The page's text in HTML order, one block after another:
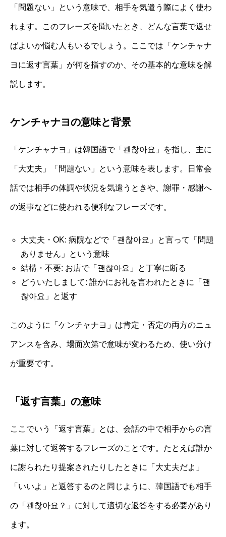
「問題ない」という意味で、相手を気遣う際によく使わ
れます。このフレーズを聞いたとき、どんな言葉で返せ
ばよいか悩む人もいるでしょう。ここでは「ケンチャナ
ヨに返す言葉」が何を指すのか、その基本的な意味を解
説します。
ケンチャナヨの意味と背景
「ケンチャナヨ」は韓国語で「괜찮아요」を指し、主に
「大丈夫」「問題ない」という意味を表します。日常会
話では相手の体調や状況を気遣うときや、謝罪・感謝へ
の返事などに使われる便利なフレーズです。
大丈夫・OK: 病院などで「괜찮아요」と言って「問題
ありません」という意味
結構・不要: お店で「괜찮아요」と丁寧に断る
どういたしまして: 誰かにお礼を言われたときに「괜
찮아요」と返す
このように「ケンチャナヨ」は肯定・否定の両方のニュ
アンスを含み、場面次第で意味が変わるため、使い分け
が重要です。
「返す言葉」の意味
ここでいう「返す言葉」とは、会話の中で相手からの言
葉に対して返答するフレーズのことです。たとえば誰か
に謝られたり提案されたりしたときに「大丈夫だよ」
「いいよ」と返答するのと同じように、韓国語でも相手
の「괜찮아요？」に対して適切な返答をする必要があり
ます。